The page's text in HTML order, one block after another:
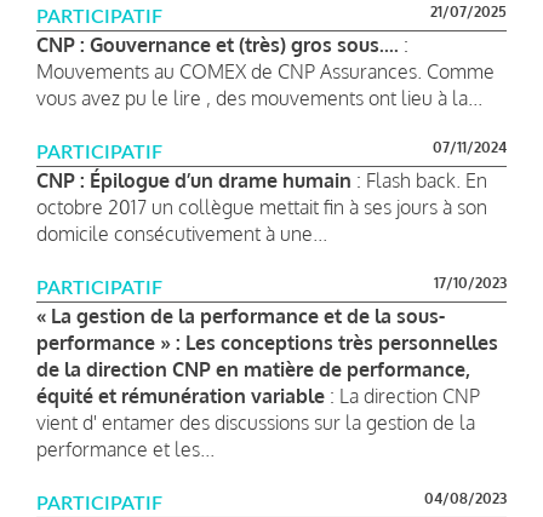
PARTICIPATIF 21/07/2025
CNP : Gouvernance et (très) gros sous.... :
Mouvements au COMEX de CNP Assurances. Comme
vous avez pu le lire , des mouvements ont lieu à la...
PARTICIPATIF 07/11/2024
CNP : Épilogue d’un drame humain : Flash back. En
octobre 2017 un collègue mettait fin à ses jours à son
domicile consécutivement à une...
PARTICIPATIF 17/10/2023
« La gestion de la performance et de la sous-
performance » : Les conceptions très personnelles
de la direction CNP en matière de performance,
équité et rémunération variable : La direction CNP
vient d' entamer des discussions sur la gestion de la
performance et les...
PARTICIPATIF 04/08/2023